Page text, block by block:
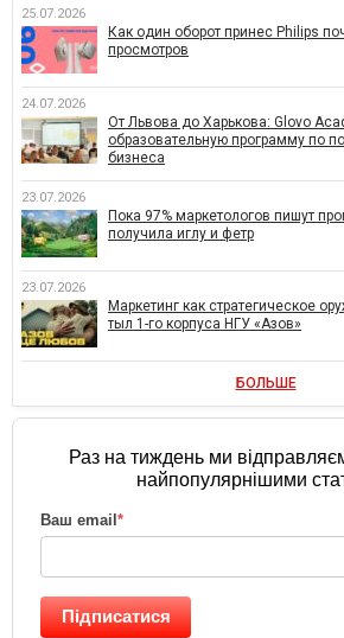
25.07.2026
Как один оборот принес Philips
просмотров
24.07.2026
От Львова до Харькова: Glovo
образовательную программу по
бизнеса
23.07.2026
Пока 97% маркетологов пишут
получила иглу и фетр
23.07.2026
Маркетинг как стратегическое
тыл 1-го корпуса НГУ «Азов»
БОЛЬШЕ
Раз на тиждень ми
найпопулярнішими
Ваш email *
Підписатися